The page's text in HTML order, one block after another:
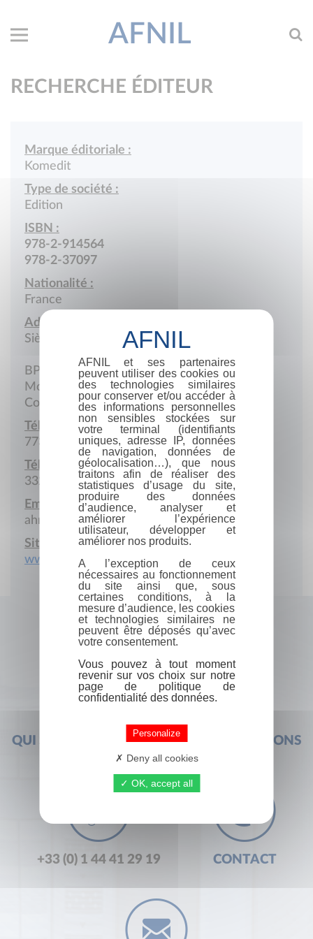
AFNIL
RECHERCHE ÉDITEUR
Marque éditoriale :
Komedit
Type de société :
Edition
ISBN :
978-2-914564
978-2-37097
Nationalité :
France
Adresse :
Siège social
BP 535
Moroni
Comores
Téléphone :
773.81.78
Téléphone portable :
332.25.21
Email :
ahmed_chamanga@yahoo.fr
Site Internet :
www.komedit.net
QUI SOMMES-NOUS ?FOIRE AUX QUESTIONS
+33 (0) 1 44 41 29 19 CONTACT
AFNIL et ses partenaires
peuvent utiliser des cookies ou
des technologies similaires
pour conserver et/ou accéder à
des informations personnelles
non sensibles stockées sur
votre terminal (identifiants
uniques, adresse IP, données
de navigation, données de
géolocalisation…), que nous
traitons afin de réaliser des
statistiques d’usage du site,
produire des données
d’audience, analyser et
améliorer l’expérience
utilisateur, développer et
améliorer nos produits.
A l’exception de ceux
nécessaires au fonctionnement
du site ainsi que, sous
certaines conditions, à la
mesure d’audience, les cookies
et technologies similaires ne
peuvent être déposés qu’avec
votre consentement.
Vous pouvez à tout moment
revenir sur vos choix sur notre
page de politique de
confidentialité des données.
Personalize
Deny all cookies
OK, accept all